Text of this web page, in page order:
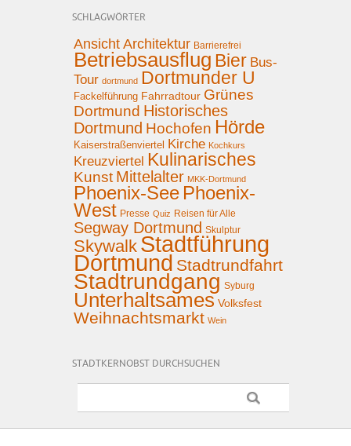
SCHLAGWÖRTER
Ansicht Architektur Barrierefrei
Betriebsausflug Bier Bus-
Tour dortmund Dortmunder U
Fackelführung Fahrradtour Grünes
Dortmund Historisches
Dortmund Hochofen Hörde
Kaiserstraßenviertel Kirche Kochkurs
Kreuzviertel Kulinarisches
Kunst Mittelalter MKK-Dortmund
Phoenix-See Phoenix-
West Presse Quiz Reisen für Alle
Segway Dortmund Skulptur
Skywalk Stadtführung
Dortmund Stadtrundfahrt
Stadtrundgang Syburg
Unterhaltsames Volksfest
Weihnachtsmarkt Wein
STADTKERNOBST DURCHSUCHEN